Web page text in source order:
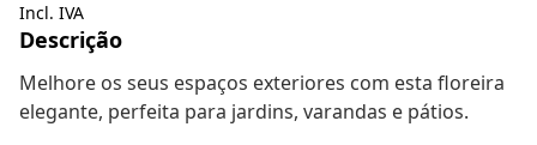
Incl. IVA
Descrição
Melhore os seus espaços exteriores com esta floreira
elegante, perfeita para jardins, varandas e pátios.